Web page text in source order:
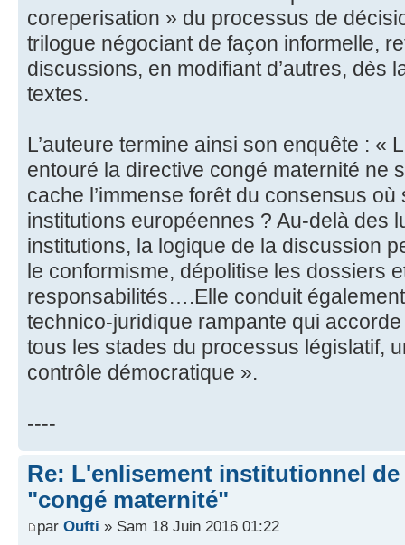
coreperisation » du processus de
trilogue négociant de façon informelle,
discussions, en modifiant d’autres, dès
textes.
L’auteure termine ainsi son enquête : «
entouré la directive congé maternité ne
cache l’immense forêt du consensus
institutions européennes ? Au-delà des
institutions, la logique de la discussion
le conformisme, dépolitise les dossiers
responsabilités….Elle conduit
technico-juridique rampante qui
tous les stades du processus législatif,
contrôle démocratique ».
----
Re: L'enlisement institutionnel
"congé maternité"
par Oufti » Sam 18 Juin 2016 01:22